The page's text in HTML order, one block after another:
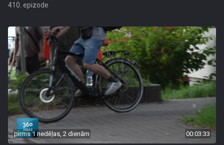
410. epizode
pirms 1 nedēļas, 2 dienām 00:03:33